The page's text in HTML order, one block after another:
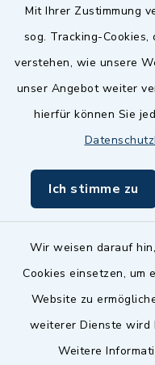
Mit Ihrer Zustimmung
sog. Tracking-
verstehen, wie unsere
unser Angebot weiter
hierfür können Sie
Ich stimme zu
Wir weisen darauf
Cookies einsetzen, um
Website zu
weiterer Dienste wird
Weitere
Quicklinks
Zenngrund Allianz
Dillenberggruppe
inixmedia GmbH